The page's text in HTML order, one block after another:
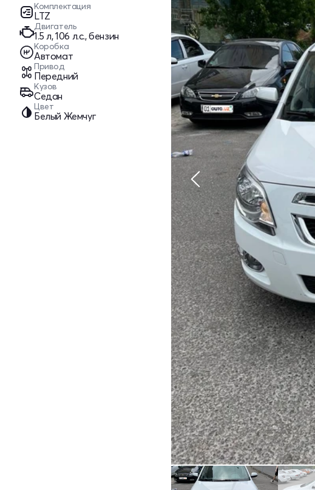
Комплектация
LTZ
Двигатель
1.5 л, 106 л.с., бензин
Коробка
Автомат
Привод
Передний
Кузов
Седан
Цвет
Белый Жемчуг